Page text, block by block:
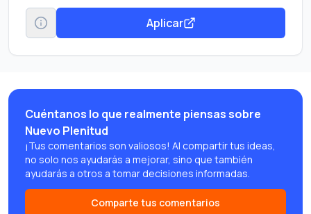
Aplicar
Cuéntanos lo que realmente piensas sobre
Nuevo Plenitud
¡Tus comentarios son valiosos! Al compartir tus ideas,
no solo nos ayudarás a mejorar, sino que también
ayudarás a otros a tomar decisiones informadas.
Comparte tus comentarios